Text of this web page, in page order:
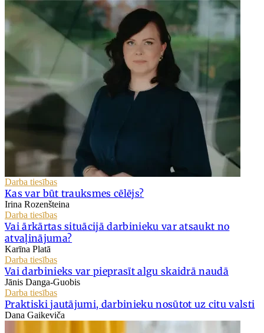
Darba tiesības
Kas var būt trauksmes cēlējs?
Irina Rozenšteina
Darba tiesības
Vai ārkārtas situācijā darbinieku var atsaukt no
atvaļinājuma?
Karīna Platā
Darba tiesības
Vai darbinieks var pieprasīt algu skaidrā naudā
Jānis Danga-Guobis
Darba tiesības
Praktiski jautājumi, darbinieku nosūtot uz citu valsti
Dana Gaikeviča